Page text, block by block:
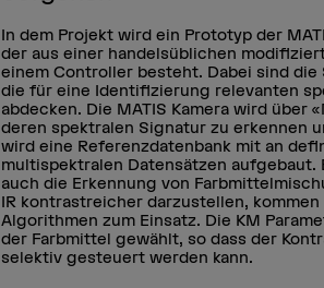
In dem Projekt wird ein Prototyp der
der aus einer handelsüblichen
einem Controller besteht. Dabei sind die
die für eine Identifizierung relevanten
abdecken. Die MATIS Kamera wird über
deren spektralen Signatur zu erkennen
wird eine Referenzdatenbank mit an
multispektralen Datensätzen aufgebaut.
auch die Erkennung von
IR kontrastreicher darzustellen,
Algorithmen zum Einsatz. Die KM
der Farbmittel gewählt, so dass der
selektiv gesteuert werden kann.